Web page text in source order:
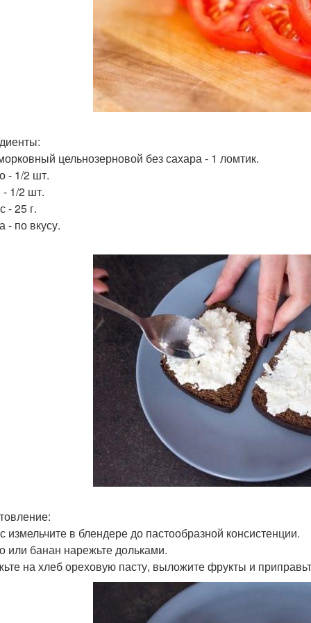
цельнозерновой без сахара - 1 ломтик.
- 1/2 шт.
1/2 шт.
- 25 г.
- по вкусу.
измельчите в блендере до пастообразной консистенции.
или банан нарежьте дольками.
на хлеб ореховую пасту, выложите фрукты и